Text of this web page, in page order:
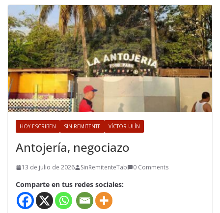
HOY ESCRIBEN SIN REMITENTE VÍCTOR ULÍN
Antojería, negociazo
13 de julio de 2026 SinRemitenteTab 0 Comments
Comparte en tus redes sociales: